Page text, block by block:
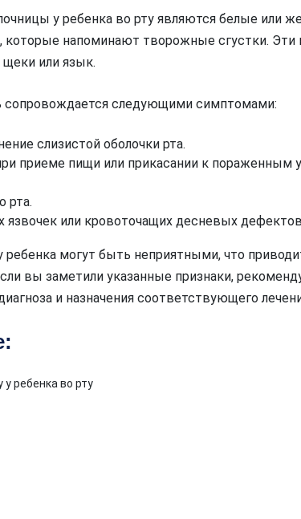
у ребенка во рту являются белые или
которые напоминают творожные сгустки. Эти
щеки или язык.
следующими симптомами:
слизистой оболочки рта.
приеме пищи или прикасании к пораженным
рта.
язвочек или кровоточащих десневых
могут быть неприятными, что
вы заметили указанные признаки,
и назначения соответствующего